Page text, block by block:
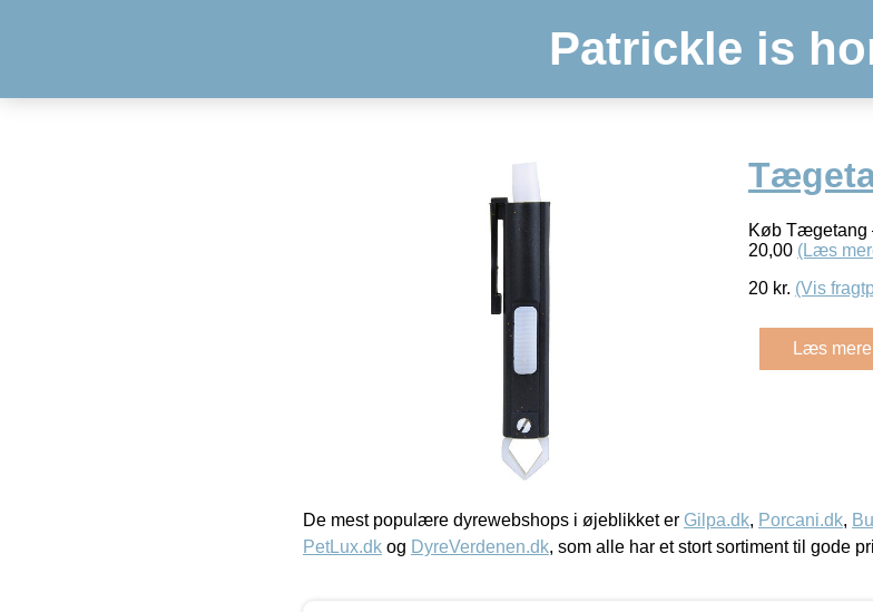
Patrickle is
Køb Tægetang
20,00 (Læs
20 kr. (Vis
Læs
De mest populære dyrewebshops i øjeblikket er Gilpa.dk, Porcani.dk,
PetLux.dk og DyreVerdenen.dk, som alle har et stort sortiment til gode